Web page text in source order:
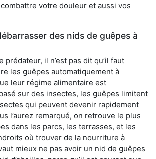
votre douleur et aussi vos
des nids de guêpes à
prédateur, il n’est pas dit qu’il faut
les guêpes automatiquement à
leur régime alimentaire est
sur des insectes, les guêpes limitent
qui peuvent devenir rapidement
l’aurez remarqué, on retrouve le plus
dans les parcs, les terrasses, et les
où trouver de la nourriture à
mieux ne pas avoir un nid de guêpes